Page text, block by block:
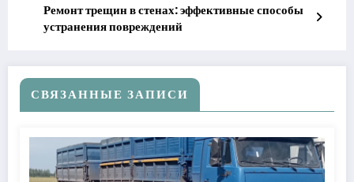
Ремонт трещин в стенах: эффективные способы
устранения повреждений
СВЯЗАННЫЕ ЗАПИСИ